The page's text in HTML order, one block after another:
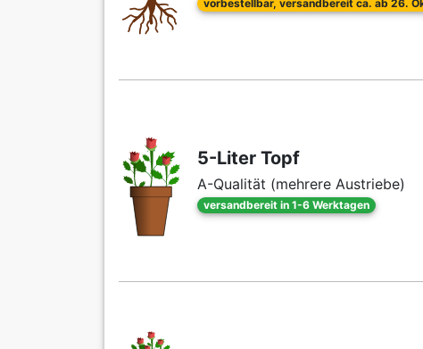
vorbestellbar, versandbereit ca. ab 26.
5-Liter Topf
A-Qualität (mehrere Austriebe)
versandbereit in 1-6 Werktagen